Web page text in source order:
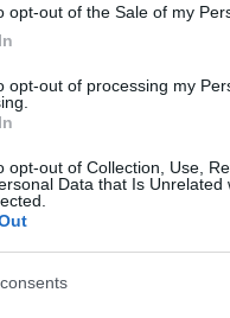
opt-out of the Sale of my
opt-out of processing my
opt-out of Collection, Use,
Data that Is